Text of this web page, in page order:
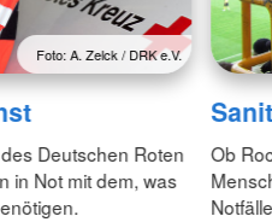
Foto: A. Zelck / DRK e.V.
Deutschen Roten
in Not mit dem, was
Ob